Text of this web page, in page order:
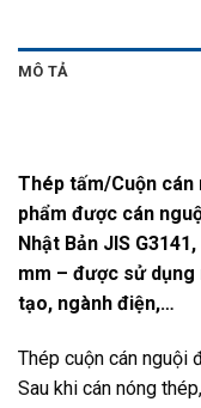
MÔ TẢ
Thép tấm/Cuộn cán
phẩm được cán
Nhật Bản JIS
mm – được sử
tạo, ngành điện,…
Thép cuộn cán nguội
Sau khi cán nóng